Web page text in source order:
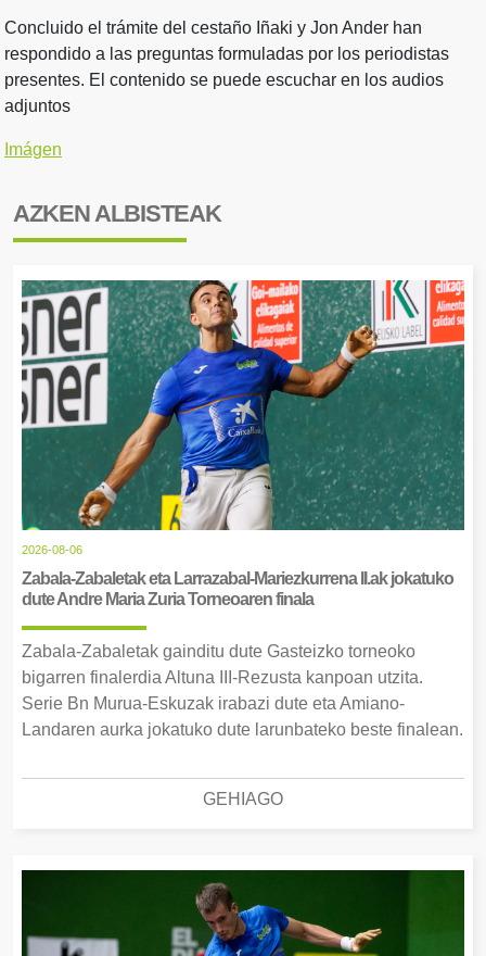
Concluido el trámite del cestaño Iñaki y Jon Ander han
respondido a las preguntas formuladas por los periodistas
presentes. El contenido se puede escuchar en los audios
adjuntos
Imágen
AZKEN ALBISTEAK
2026-08-06
Zabala-Zabaletak eta Larrazabal-Mariezkurrena II.ak jokatuko
dute Andre Maria Zuria Torneoaren finala
Zabala-Zabaletak gainditu dute Gasteizko torneoko
bigarren finalerdia Altuna III-Rezusta kanpoan utzita.
Serie Bn Murua-Eskuzak irabazi dute eta Amiano-
Landaren aurka jokatuko dute larunbateko beste finalean.
GEHIAGO